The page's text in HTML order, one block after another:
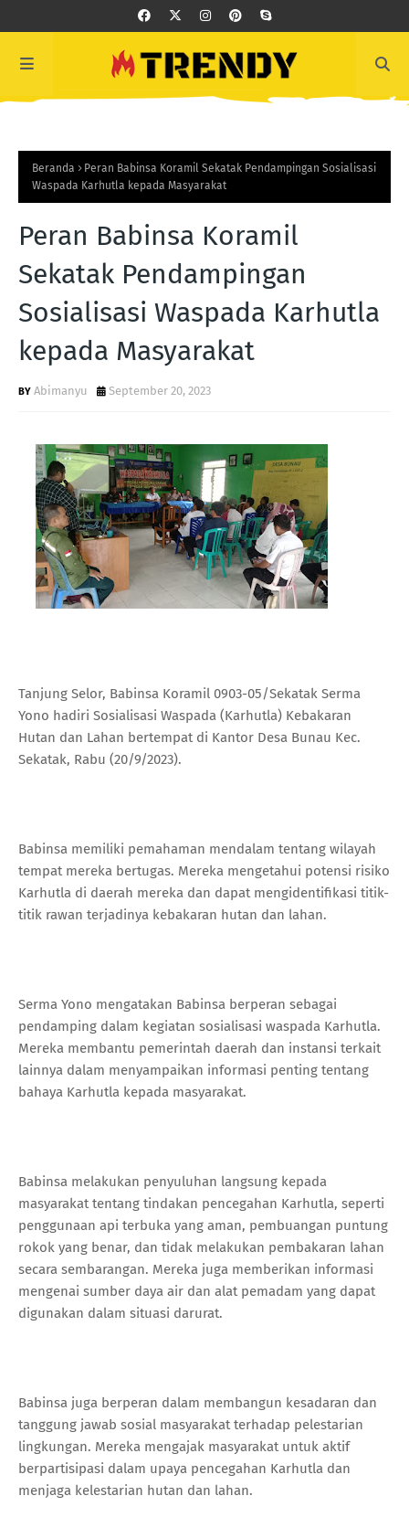
Beranda
Peran Babinsa Koramil Sekatak Pendampingan Sosialisasi
Waspada Karhutla kepada Masyarakat
Peran Babinsa Koramil
Sekatak Pendampingan
Sosialisasi Waspada Karhutla
kepada Masyarakat
Abimanyu September 20, 2023
Tanjung Selor, Babinsa Koramil 0903-05/Sekatak Serma
Yono hadiri Sosialisasi Waspada (Karhutla) Kebakaran
Hutan dan Lahan bertempat di Kantor Desa Bunau Kec.
Sekatak, Rabu (20/9/2023).
Babinsa memiliki pemahaman mendalam tentang wilayah
tempat mereka bertugas. Mereka mengetahui potensi risiko
Karhutla di daerah mereka dan dapat mengidentifikasi titik-
titik rawan terjadinya kebakaran hutan dan lahan.
Serma Yono mengatakan Babinsa berperan sebagai
pendamping dalam kegiatan sosialisasi waspada Karhutla.
Mereka membantu pemerintah daerah dan instansi terkait
lainnya dalam menyampaikan informasi penting tentang
bahaya Karhutla kepada masyarakat.
Babinsa melakukan penyuluhan langsung kepada
masyarakat tentang tindakan pencegahan Karhutla, seperti
penggunaan api terbuka yang aman, pembuangan puntung
rokok yang benar, dan tidak melakukan pembakaran lahan
secara sembarangan. Mereka juga memberikan informasi
mengenai sumber daya air dan alat pemadam yang dapat
digunakan dalam situasi darurat.
Babinsa juga berperan dalam membangun kesadaran dan
tanggung jawab sosial masyarakat terhadap pelestarian
lingkungan. Mereka mengajak masyarakat untuk aktif
berpartisipasi dalam upaya pencegahan Karhutla dan
menjaga kelestarian hutan dan lahan.